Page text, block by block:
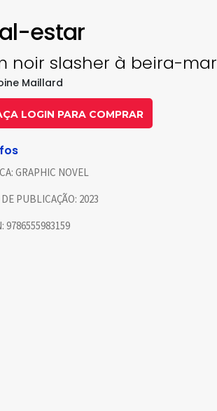
estar
noir slasher à beira-mar
Maillard
LOGIN PARA COMPRAR
GRAPHIC NOVEL
PUBLICAÇÃO: 2023
9786555983159